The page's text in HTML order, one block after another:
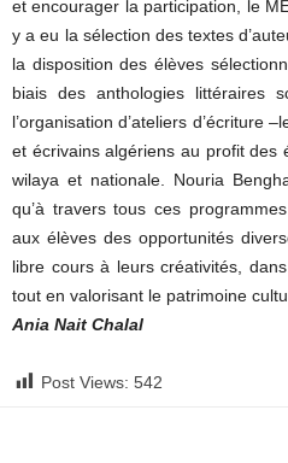
et encourager la participation, le
y a eu la sélection des textes
la disposition des élèves
biais des anthologies littéraires
l’organisation d’ateliers d’écriture
et écrivains algériens au profit des
wilaya et nationale. Nouria
qu’à travers tous ces
aux élèves des opportunités
libre cours à leurs créativités,
tout en valorisant le patrimoine
Ania Nait Chalal
Post Views: 542